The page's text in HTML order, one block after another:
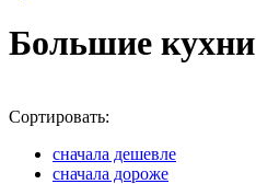
Большие кухни
Сортировать:
сначала дешевле
сначала дороже